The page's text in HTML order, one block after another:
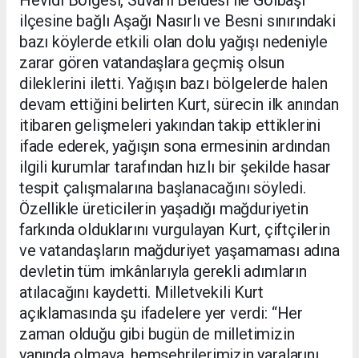
ilçesine bağlı Aşağı Nasırlı ve Besni sınırındaki
bazı köylerde etkili olan dolu yağışı nedeniyle
zarar gören vatandaşlara geçmiş olsun
dileklerini iletti. Yağışın bazı bölgelerde halen
devam ettiğini belirten Kurt, sürecin ilk anından
itibaren gelişmeleri yakından takip ettiklerini
ifade ederek, yağışın sona ermesinin ardından
ilgili kurumlar tarafından hızlı bir şekilde hasar
tespit çalışmalarına başlanacağını söyledi.
Özellikle üreticilerin yaşadığı mağduriyetin
farkında olduklarını vurgulayan Kurt, çiftçilerin
ve vatandaşların mağduriyet yaşamaması adına
devletin tüm imkânlarıyla gerekli adımların
atılacağını kaydetti. Milletvekili Kurt
açıklamasında şu ifadelere yer verdi: “Her
zaman olduğu gibi bugün de milletimizin